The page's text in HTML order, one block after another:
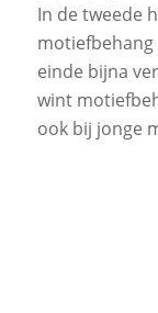
In de tweede
motiefbehang
einde bijna
wint
ook bij jonge